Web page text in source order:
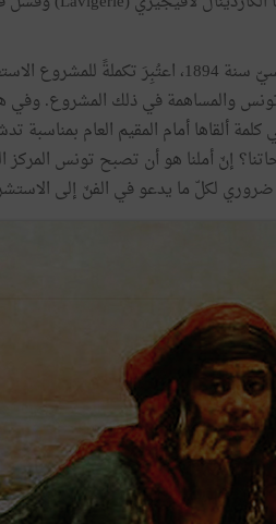
وعندما أنشئ الصّالون التّونسيّ سنة
إنّ أملنا هو أن تصبح تونس
ضروري لكلّ ما يدعو في الفنّ إلى